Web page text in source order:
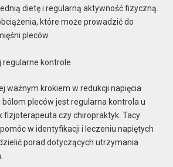
dietę i regularną aktywność fizyczną.
które może prowadzić do
pleców.
regularne kontrole
ważnym krokiem w redukcji napięcia
pleców jest regularna kontrola u
fizjoterapeuta czy chiropraktyk. Tacy
w identyfikacji i leczeniu napiętych
porad dotyczących utrzymania